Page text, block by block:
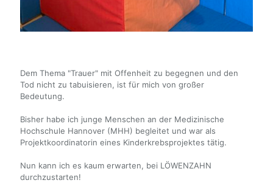
Dem Thema "Trauer" mit Offenheit zu begegnen und den
Tod nicht zu tabuisieren, ist für mich von großer
Bedeutung.
Bisher habe ich junge Menschen an der Medizinische
Hochschule Hannover (MHH) begleitet und war als
Projektkoordinatorin eines Kinderkrebsprojektes tätig.
Nun kann ich es kaum erwarten, bei LÖWENZAHN
durchzustarten!